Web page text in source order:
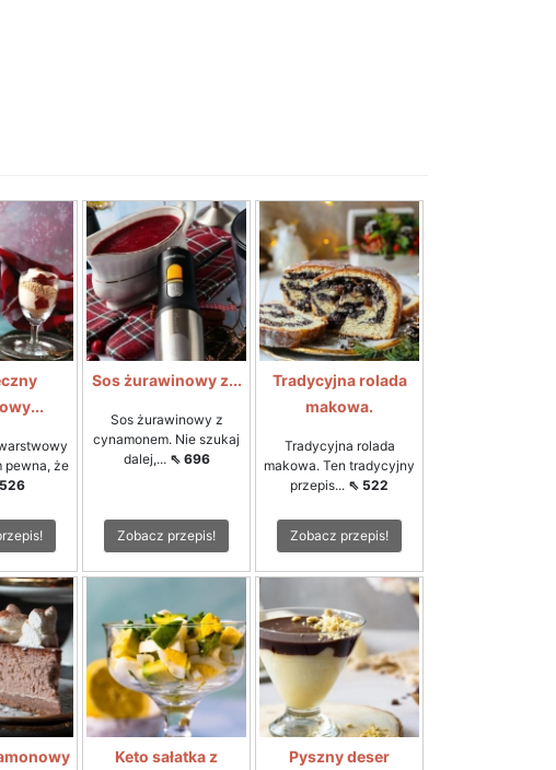
pewna, że
Sos żurawinowy z...
Sos żurawinowy z
cynamonem. Nie szukaj
dalej,... ⇖ 696
Zobacz przepis!
Tradycyjna rolada
makowa.
Tradycyjna rolada
makowa. Ten tradycyjny
przepis... ⇖ 522
Zobacz przepis!
Keto sałatka z
Pyszny deser